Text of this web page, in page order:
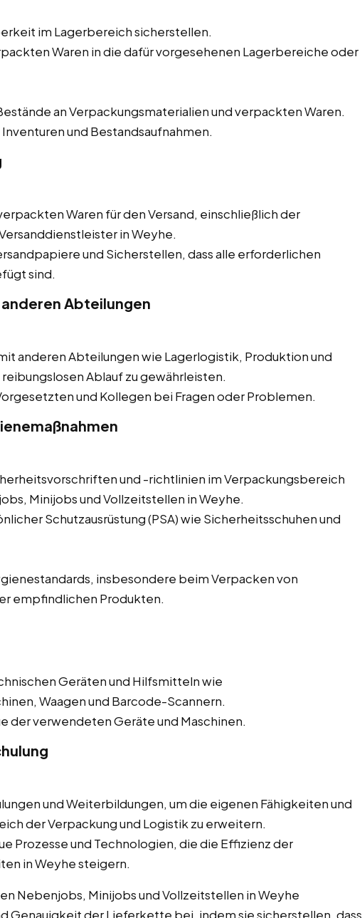
im Lagerbereich sicherstellen.
Waren in die dafür vorgesehenen Lagerbereiche oder
an Verpackungsmaterialien und verpackten Waren.
und Bestandsaufnahmen.
Waren für den Versand, einschließlich der
in Weyhe.
und Sicherstellen, dass alle erforderlichen
sind.
Abteilungen
anderen Abteilungen wie Lagerlogistik, Produktion und
Ablauf zu gewährleisten.
und Kollegen bei Fragen oder Problemen.
und -richtlinien im Verpackungsbereich
Minijobs und Vollzeitstellen in Weyhe.
Schutzausrüstung (PSA) wie Sicherheitsschuhen und
insbesondere beim Verpacken von
empfindlichen Produkten.
Geräten und Hilfsmitteln wie
Waagen und Barcode-Scannern.
der verwendeten Geräte und Maschinen.
und Weiterbildungen, um die eigenen Fähigkeiten und
der Verpackung und Logistik zu erweitern.
Prozesse und Technologien, die die Effizienz der
in Weyhe steigern.
Nebenjobs, Minijobs und Vollzeitstellen in Weyhe
Genauigkeit der Lieferkette bei, indem sie sicherstellen, dass